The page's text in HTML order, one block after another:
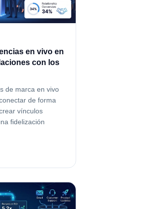
en vivo en
con los
de marca en vivo
de forma
vínculos
fidelización